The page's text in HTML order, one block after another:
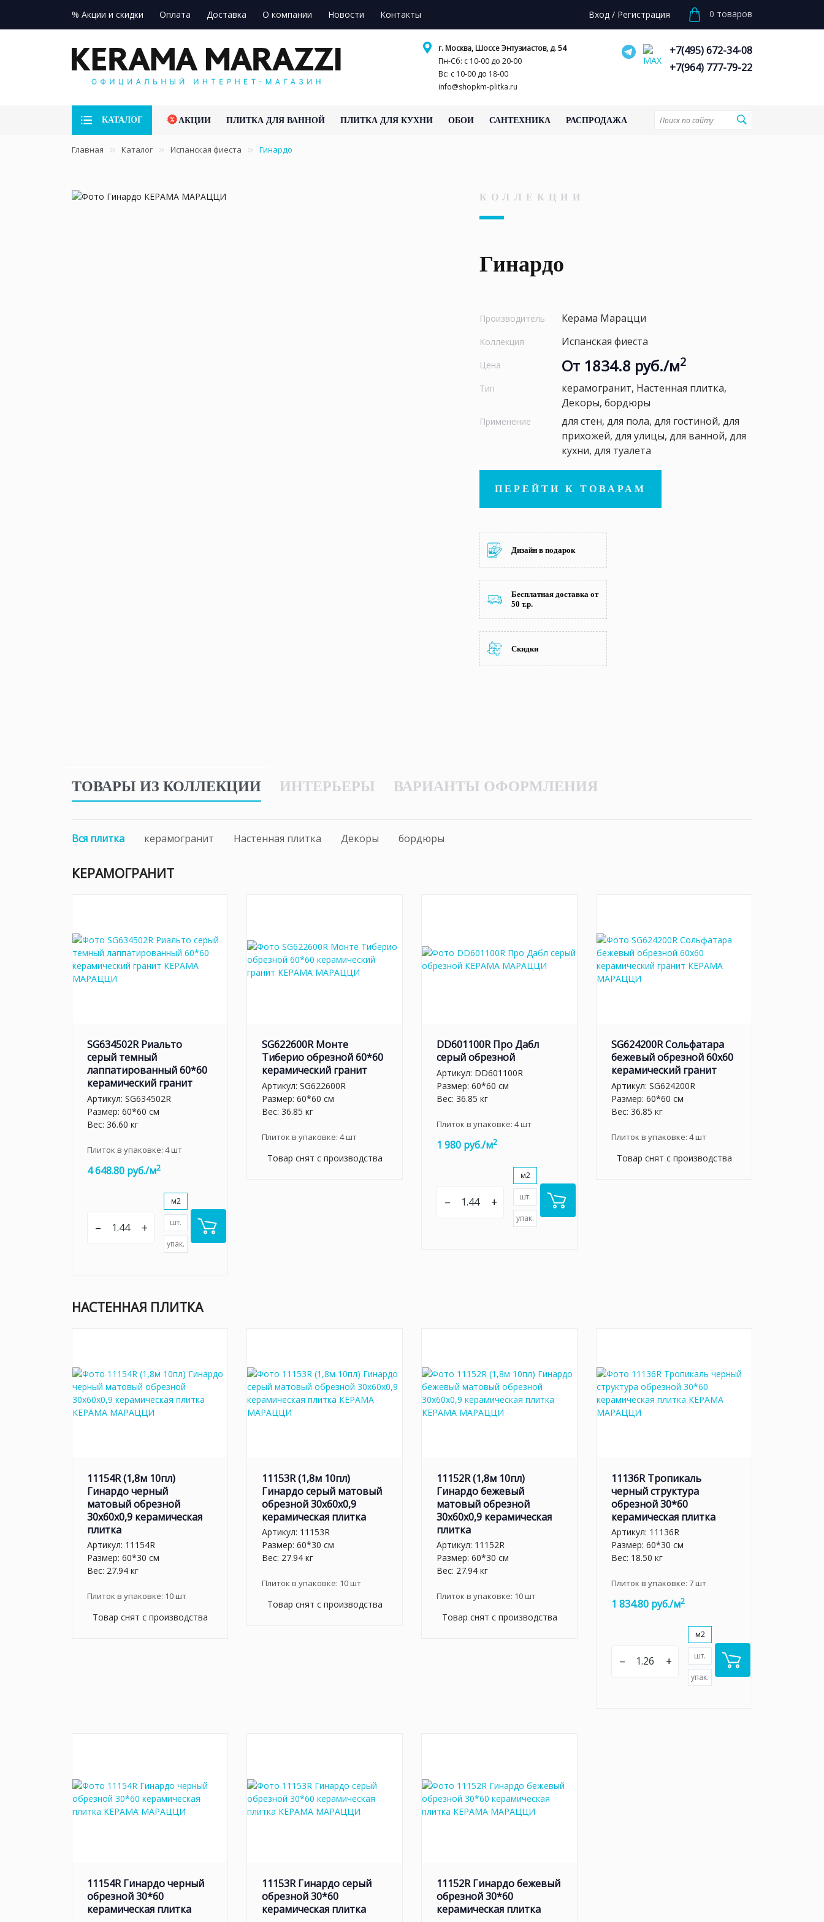
% Акции и скидки Оплата Доставка О компании Новости Контакты Вход / Регистрация 0 товаров
г. Москва, Шоссе Энтузиастов, д. 54
Пн-Сб: с 10-00 до 20-00
Вс: с 10-00 до 18-00
info@shopkm-plitka.ru
+7(495) 672-34-08
+7(964) 777-79-22
КАТАЛОГ АКЦИИ ПЛИТКА ДЛЯ ВАННОЙ ПЛИТКА ДЛЯ КУХНИ ОБОИ САНТЕХНИКА РАСПРОДАЖА
Главная Каталог Испанская фиеста Гинардо
КОЛЛЕКЦИИ
Гинардо
Производитель Керама Марацци
Коллекция Испанская фиеста
Цена От 1834.8 руб./м2
Тип
керамогранит, Настенная плитка,
Декоры, бордюры
Применение
для стен, для пола, для гостиной, для
прихожей, для улицы, для ванной, для
кухни, для туалета
ПЕРЕЙТИ К ТОВАРАМ
Дизайн в подарок
Бесплатная доставка от
50 т.р.
Скидки
ТОВАРЫ ИЗ КОЛЛЕКЦИИ ИНТЕРЬЕРЫ ВАРИАНТЫ ОФОРМЛЕНИЯ
Вся плитка керамогранит Настенная плитка Декоры бордюры
КЕРАМОГРАНИТ
SG634502R Риальто
серый темный
лаппатированный 60*60
керамический гранит
Артикул: SG634502R
Размер: 60*60 см
Вес: 36.60 кг
Плиток в упаковке: 4шт
4 648.80 руб./м2
– +
м2
шт.
упак.
SG622600R Монте
Тиберио обрезной 60*60
керамический гранит
Артикул: SG622600R
Размер: 60*60 см
Вес: 36.85 кг
Плиток в упаковке: 4шт
Товар снят с производства
DD601100R Про Дабл
серый обрезной
Артикул: DD601100R
Размер: 60*60 см
Вес: 36.85 кг
Плиток в упаковке: 4шт
1 980 руб./м2
– +
м2
шт.
упак.
SG624200R Сольфатара
бежевый обрезной 60x60
керамический гранит
Артикул: SG624200R
Размер: 60*60 см
Вес: 36.85 кг
Плиток в упаковке: 4шт
Товар снят с производства
НАСТЕННАЯ ПЛИТКА
11154R (1,8м 10пл)
Гинардо черный
матовый обрезной
30x60x0,9 керамическая
плитка
Артикул: 11154R
Размер: 60*30 см
Вес: 27.94 кг
Плиток в упаковке: 10шт
Товар снят с производства
11153R (1,8м 10пл)
Гинардо серый матовый
обрезной 30x60x0,9
керамическая плитка
Артикул: 11153R
Размер: 60*30 см
Вес: 27.94 кг
Плиток в упаковке: 10шт
Товар снят с производства
11152R (1,8м 10пл)
Гинардо бежевый
матовый обрезной
30x60x0,9 керамическая
плитка
Артикул: 11152R
Размер: 60*30 см
Вес: 27.94 кг
Плиток в упаковке: 10шт
Товар снят с производства
11136R Тропикаль
черный структура
обрезной 30*60
керамическая плитка
Артикул: 11136R
Размер: 60*30 см
Вес: 18.50 кг
Плиток в упаковке: 7шт
1 834.80 руб./м2
– +
м2
шт.
упак.
11154R Гинардо черный
обрезной 30*60
керамическая плитка
11153R Гинардо серый
обрезной 30*60
керамическая плитка
11152R Гинардо бежевый
обрезной 30*60
керамическая плитка